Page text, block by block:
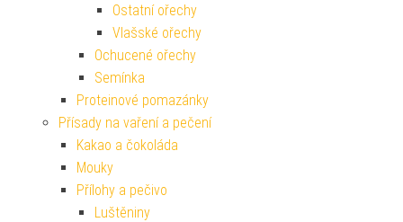
Ostatní ořechy
Vlašské ořechy
Ochucené ořechy
Semínka
Proteinové pomazánky
Přísady na vaření a pečení
Kakao a čokoláda
Mouky
Přílohy a pečivo
Luštěniny